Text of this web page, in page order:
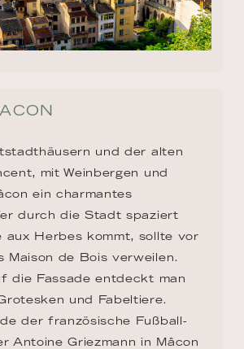
und der alten
mit Weinbergen und
ein charmantes
durch die Stadt spaziert
aux Herbes kommt, sollte vor
Maison de Bois verweilen.
die Fassade entdeckt man
und Fabeltiere.
der französische Fußball-
Antoine Griezmann in Mâcon